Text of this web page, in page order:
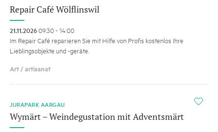
Repair Café Wölflinswil
21.11.202609:30 - 14:00
Im Repair Café reparieren Sie mit Hilfe von Profis kostenlos Ihre
Lieblingsobjekte und -geräte.
Art / artisanat
i
JURAPARK AARGAU
Wymärt – Weindegustation mit Adventsmärt